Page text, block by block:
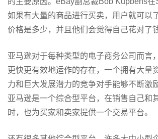
如果有大量的商品进行买卖，用户就可以
价格是多少，并且他们会觉得自己花对了钱
亚马逊对于每种类型的电子商务公司而言
更快更有效地运作的存在，一个拥有大量
力和巨大发展潜力的竞争对手能够不断激
亚马逊是一个综合型平台，在销售自己和
时，也为买家和卖家提供一个交易平台。